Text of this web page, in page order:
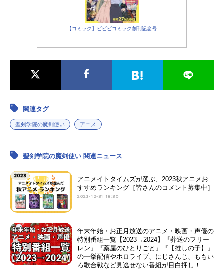
【コミック】ビビビコミック創刊記念号
関連タグ
聖剣学院の魔剣使い アニメ
聖剣学院の魔剣使い 関連ニュース
アニメイトタイムズが選ぶ、2023秋アニメお
すすめランキング［皆さんのコメント募集中］
2023-12-31 18:30
年末年始・お正月放送のアニメ・映画・声優の
特別番組一覧【2023→2024】『葬送のフリー
レン』『薬屋のひとりごと』『【推しの子】』
の一挙配信やホロライブ、にじさんじ、ももい
ろ歌合戦など見逃せない番組が目白押し！